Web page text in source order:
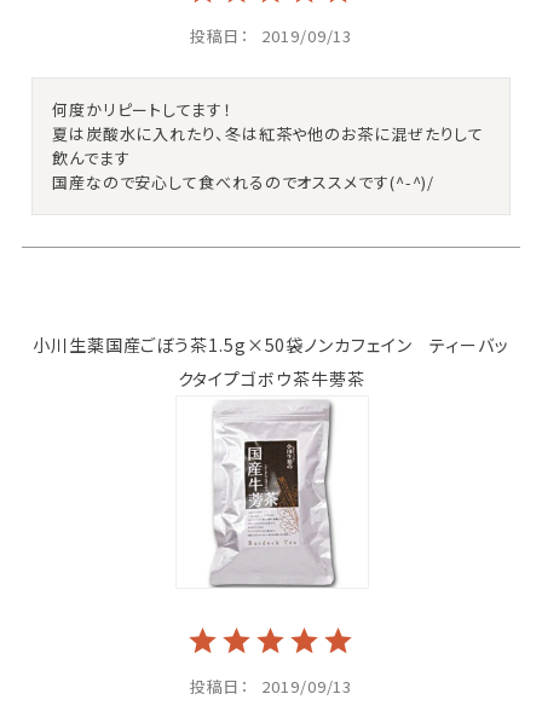
投稿日 2019/09/13
何度かリピートしてます！
夏は炭酸水に入れたり、冬は紅茶や他のお茶に混ぜたりして
飲んでます
国産なので安心して食べれるのでオススメです(^-^)/
小川生薬国産ごぼう茶1.5g×50袋ノンカフェイン ティーバッ
クタイプゴボウ茶牛蒡茶
投稿日 2019/09/13